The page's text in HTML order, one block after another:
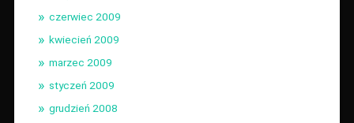
czerwiec 2009
kwiecień 2009
marzec 2009
styczeń 2009
grudzień 2008